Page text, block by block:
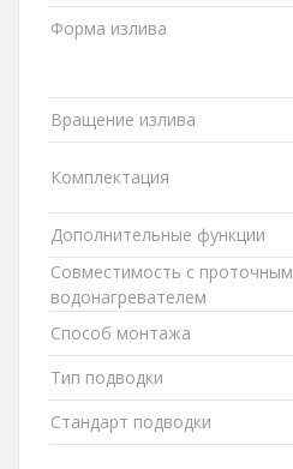
Форма излива
Вращение излива
Комплектация
Дополнительные функции
Совместимость с проточным
водонагревателем
Способ монтажа
Тип подводки
Стандарт подводки